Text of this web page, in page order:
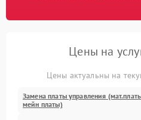
Цены на
Цены актуальны на
Замена платы управления
мейн платы)